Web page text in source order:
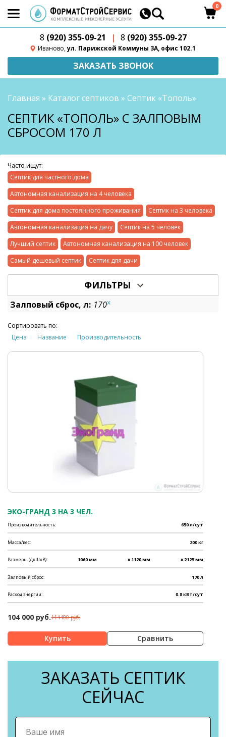
8 (920) 355-09-21 | 8 (920) 355-09-27
Иваново,ул. Парижской Коммуны 3А, офис 102.1
0
ЗАКАЗАТЬ ЗВОНОК
Главная » Каталог септиков » Септик «Тополь»
СЕПТИК «ТОПОЛЬ» С ЗАЛПОВЫМ
СБРОСОМ 170 Л
Часто ищут:
Септик для частного дома
Автономная канализация на 4 человека
Септик для дома постоянного проживания
Септик на 3 человека
Автономная канализация на дачу
Септик на 5 человек
Лучший септик
Автономная канализация на 100 человек
Самый дешевый септик
Септик для дачи
ФИЛЬТРЫ
Залповый сброс, л: 170x
Сортировать по:
Цена
Название Производительность
ЭКО-ГРАНД 3 НА 3 ЧЕЛ.
Производительность: 650 л/сут
Масса/вес: 200 кг
Размеры (ДхШхВ): 1060 мм x 1120 мм x 2125 мм
Залповый сброс: 170 л
Расход энергии: 0.8 кВт/сут
104 000 руб.114400 руб.
Сравнить
ЗАКАЗАТЬ СЕПТИК
СЕЙЧАС